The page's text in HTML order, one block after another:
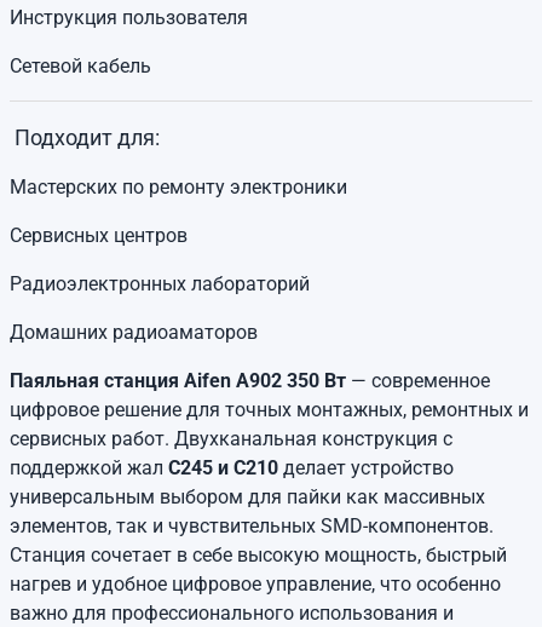
Инструкция пользователя
Сетевой кабель
Подходит для:
Мастерских по ремонту электроники
Сервисных центров
Радиоэлектронных лабораторий
Домашних радиоаматоров
Паяльная станция Aifen A902 350 Вт — современное
цифровое решение для точных монтажных, ремонтных и
сервисных работ. Двухканальная конструкция с
поддержкой жал C245 и C210 делает устройство
универсальным выбором для пайки как массивных
элементов, так и чувствительных SMD-компонентов.
Станция сочетает в себе высокую мощность, быстрый
нагрев и удобное цифровое управление, что особенно
важно для профессионального использования и